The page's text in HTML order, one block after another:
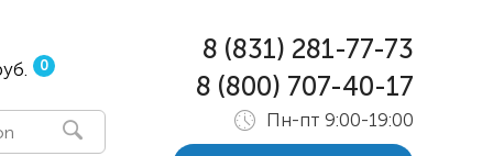
0
8 (831) 281-77-73
8 (800) 707-40-17
Пн-пт 9:00-19:00